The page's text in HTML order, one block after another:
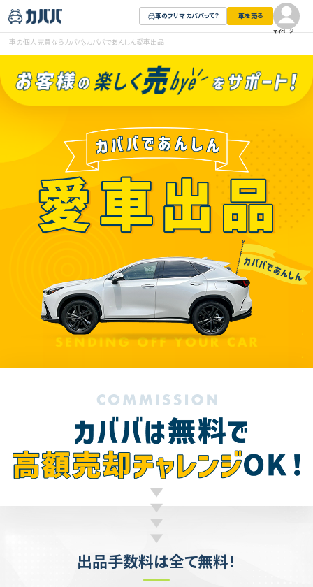
車のフリマ カババって？ 車を売る
マイページ
車の個人売買ならカババ カババであんしん愛車出品
出品手数料は全て無料！